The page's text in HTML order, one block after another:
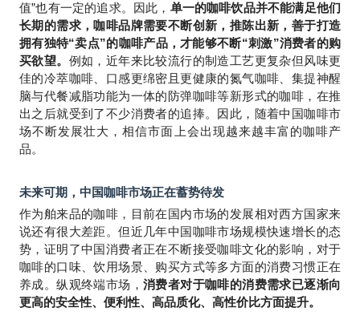
值”也有一定的追求。因此， 单一的咖啡饮品并不能满足他们
长期的需求，咖啡品牌需要不断创新，推陈出新，善于打造
拥有独特“卖点”的咖啡产品，才能够不断“刺激”消费者的购
买欲望。 例如，近年来比较流行的制造工艺更复杂但风味更
佳的冷萃咖啡、口感更绵密且更健康的氮气咖啡、集提神醒
脑与代餐减脂功能为一体的防弹咖啡等新形式的咖啡，在推
出之后就受到了不少消费者的追捧。因此，随着中国咖啡市
场不断发展壮大，相信市面上会出现越来越丰富的咖啡产
品。
未来可期，中国咖啡市场正在蓄势待发
作为舶来品的咖啡，目前在国内市场的发展相对西方国家来
说还有很大差距。但近几年中国咖啡市场规模快速增长的态
势，证明了中国消费者正在不断接受咖啡文化的影响，对于
咖啡的口味、饮用场景、购买方式等多方面的消费习惯正在
养成。纵观终端市场， 消费者对于咖啡的消费需求已逐渐向
更高的安全性、便利性、高品质化、高性价比方面提升。